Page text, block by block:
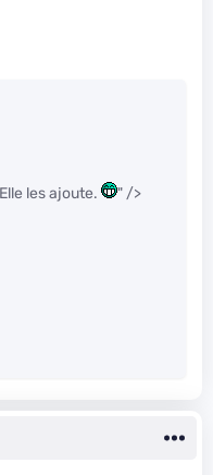
les ajoute. " />